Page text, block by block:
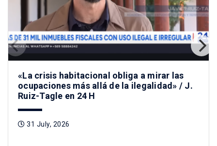
«La crisis habitacional obliga a mirar las
ocupaciones más allá de la ilegalidad» / J.
Ruiz-Tagle en 24 H
31 July, 2026